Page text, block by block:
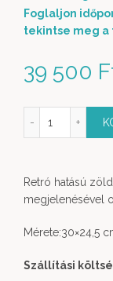
39 500
Foglaljon
tekintse meg a
kaspó mennyiség
Retró hatású
megjelenésével
Mérete:30×24,5
Szállítási